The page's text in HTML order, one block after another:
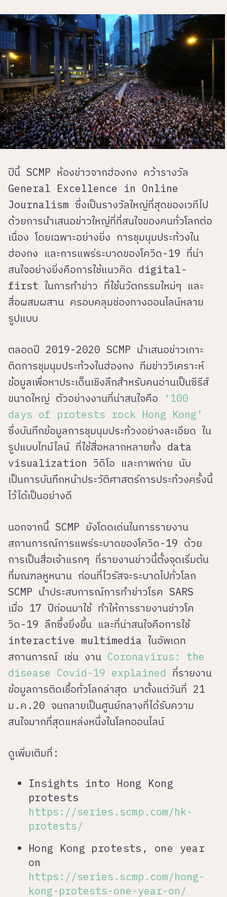
ปีนี้ SCMP ห้องข่าวจากฮ่องกง คว้ารางวัล ​
General Excellence in Online
Journalism ซึ่งเป็นรางวัลใหญ่ที่สุดของเวทีไป
ด้วยการนำเสนอข่าวใหญ่ที่ที่สนใจของคนทั่วโลกต่อ
เนื่อง โดยเฉพาะอย่างยิ่ง การชุมนุมประท้วงใน
ฮ่องกง และการแพร่ระบาดของโควิด-19 ที่น่า
สนใจอย่างยิ่งคือการใช้แนวคิด digital-
first ในการทำข่าว ที่ใช้นวัตกรรมใหม่ๆ และ
สื่อผสมผสาน ครอบคลุมช่องทางออนไลน์หลาย
รูปแบบ
ตลอดปี 2019-2020 SCMP นำเสนอข่าวเกาะ
ติดการชุมนุมประท้วงในฮ่องกง ทีมข่าววิเคราะห์
ข้อมูลเพื่อหาประเด็นเชิงลึกสำหรับคนอ่านเป็นซีรีส์
ขนาดใหญ่ ตัวอย่างงานที่น่าสนใจคือ
‘100
days of protests rock Hong Kong’
ซึ่งบันทึกข้อมูลการชุมนุมประท้วงอย่างละเอียด ใน
รูปแบบไทม์ไลน์ ที่ใช้สื่อหลากหลายทั้ง data
visualization วิดิโอ และภาพถ่าย นับ
เป็นการบันทึกหน้าประวัติศาสตร์การประท้วงครั้งนี้
ไว้ได้เป็นอย่างดี
นอกจากนี้ SCMP ยังโดดเด่นในการรายงาน
สถานการณ์การแพร่ระบาดของโควิด-19 ด้วย
การเป็นสื่อเจ้าแรกๆ ที่รายงานข่าวนี้ตั้งจุดเริ่มต้น
ที่มณฑลหูหนาน ก่อนที่ไวรัสจะระบาดไปทั่วโลก
SCMP นำประสบการณ์การทำข่าวโรค SARS
เมื่อ 17 ปีก่อนมาใช้ ทำให้การรายงานข่าวโค
วิด-19 ลึกซึ้งยิ่งขึ้น และที่น่าสนใจคือการใช้
interactive multimedia ในอัพเดท
สถานการณ์ เช่น งาน Coronavirus: the
disease Covid-19 explained ที่รายงาน
ข้อมูลการติดเชื้อทั่วโลกล่าสุด มาตั้งแต่วันที่ 21
ม.ค.20 จนกลายเป็นศูนย์กลางที่ได้รับความ
สนใจมากที่สุดแหล่งหนึ่งในโลกออนไลน์
ดูเพิ่มเติมที่:
Insights into Hong Kong
protests
https://series.scmp.com/hk-
protests/
Hong Kong protests, one year
on
https://series.scmp.com/hong-
kong-protests-one-year-on/